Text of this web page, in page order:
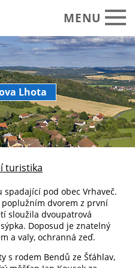
MENU
Lhota
turistika
spadající pod obec Vrhaveč.
poplužním dvorem z první
sloužila dvoupatrová
Doposud je znatelný
a valy, ochranná zeď.
s rodem Bendů ze Šťáhlav,